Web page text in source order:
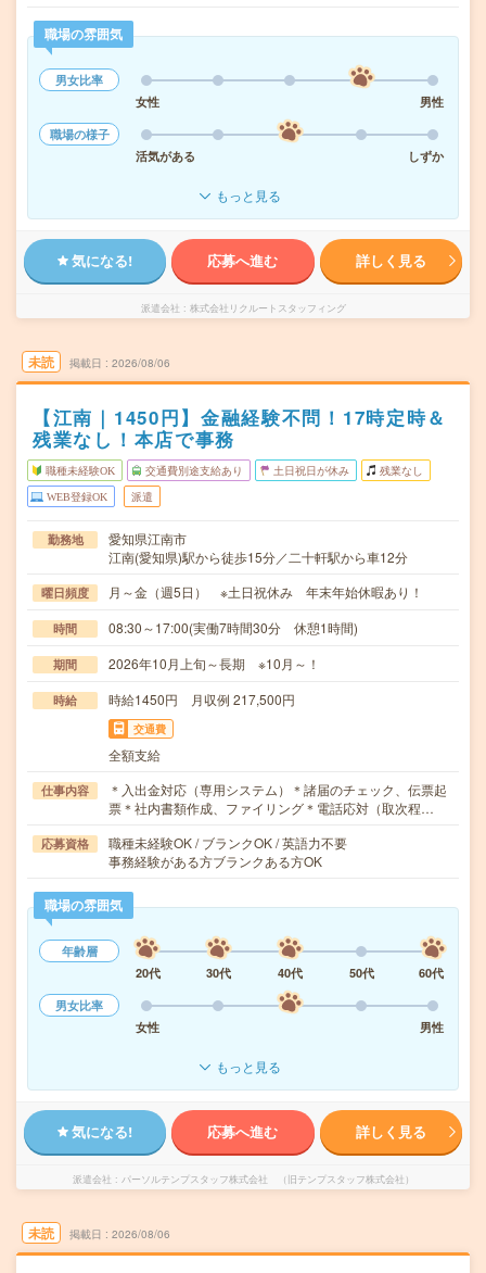
職場の雰囲気
男女比率
女性
男性
職場の様子
活気がある
しずか
もっと見る
気になる! 応募へ進む 詳しく見る
派遣会社 株式会社リクルートスタッフィング
未読 掲載日 2026/08/06
【江南｜1450円】金融経験不問！17時定時＆
残業なし！本店で事務
職種未経験OK 交通費別途支給あり 土日祝日が休み 残業なし
WEB登録OK 派遣
勤務地
愛知県江南市
江南(愛知県)駅から徒歩15分／二十軒駅から車12分
曜日頻度 月～金（週5日） ※土日祝休み 年末年始休暇あり！
時間 08:30～17:00(実働7時間30分 休憩1時間)
期間 2026年10月上旬～長期 ※10月～！
時給 時給1450円 月収例 217,500円
交通費
全額支給
仕事内容
＊入出金対応（専用システム）＊諸届のチェック、伝票起
票＊社内書類作成、ファイリング＊電話応対（取次程…
応募資格
職種未経験OK / ブランクOK / 英語力不要
事務経験がある方ブランクある方OK
職場の雰囲気
年齢層
20代
30代 40代 50代
60代
男女比率
女性
男性
もっと見る
気になる! 応募へ進む 詳しく見る
派遣会社 パーソルテンプスタッフ株式会社 （旧テンプスタッフ株式会社）
未読 掲載日 2026/08/06